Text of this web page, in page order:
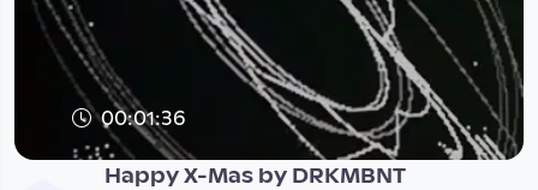
00:01:36
Happy X-Mas by DRKMBNT